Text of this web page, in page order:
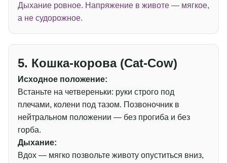
Дыхание ровное. Напряжение в животе — мягкое,
а не судорожное.
5. Кошка-корова (Cat-Cow)
Исходное положение:
Встаньте на четвереньки: руки строго под
плечами, колени под тазом. Позвоночник в
нейтральном положении — без прогиба и без
горба.
Дыхание:
Вдох — мягко позвольте животу опуститься вниз,